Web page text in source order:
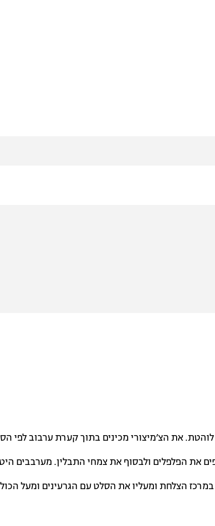
את הצ’מיצורי מכינים בתוך קערת ערבוב לפי
את הפלפלים ולבסוף את צמחי התבלין. מערבבים
הצלחת ומעליו את הסלט עם הגרעינים ומעל הכול